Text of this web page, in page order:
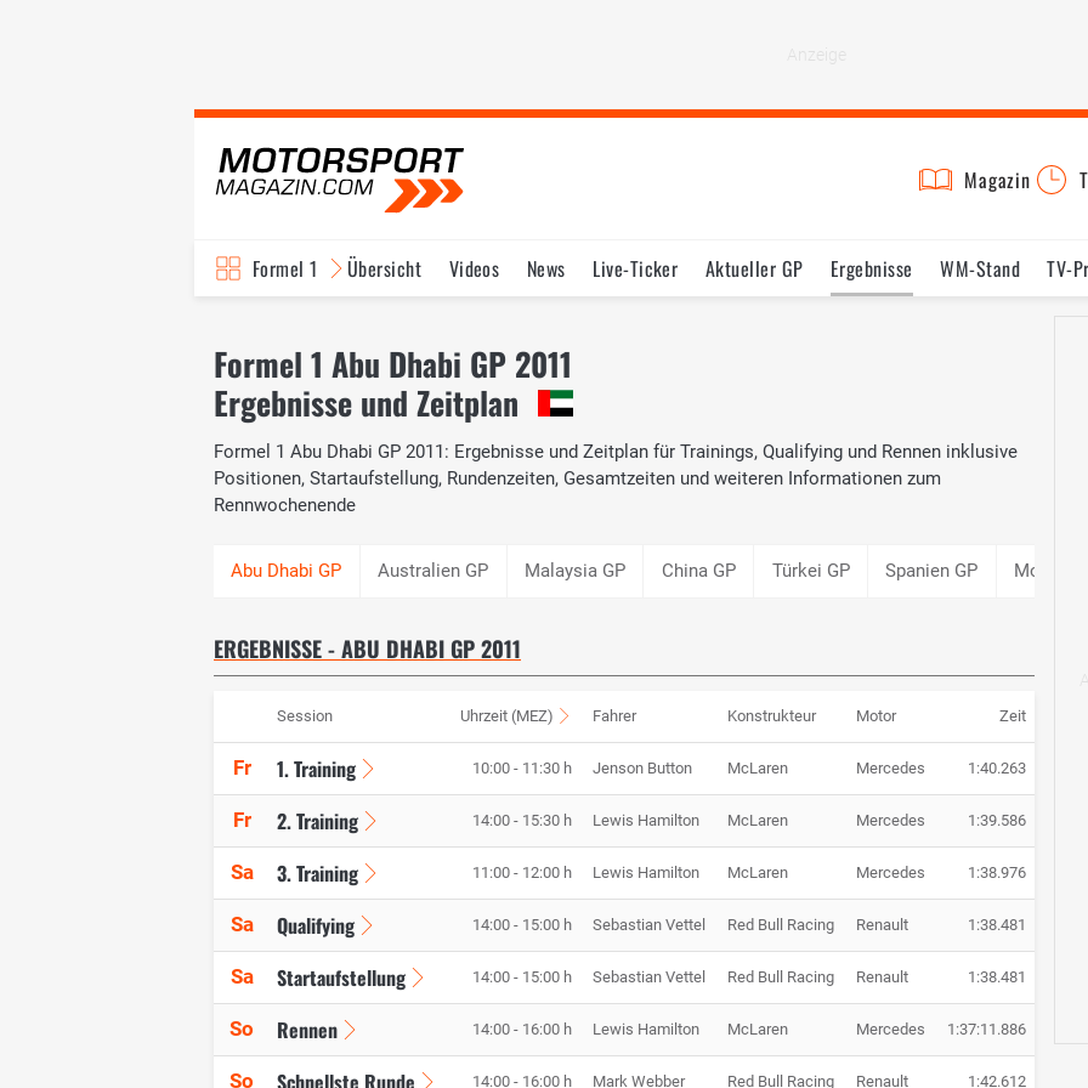
Magazin
Formel 1 Übersicht Videos News Live-Ticker Aktueller GP Ergebnisse WM-Stand TV-
Formel 1 Abu Dhabi GP 2011
Ergebnisse und Zeitplan
Formel 1 Abu Dhabi GP 2011: Ergebnisse und Zeitplan für Trainings, Qualifying und Rennen inklusive
Positionen, Startaufstellung, Rundenzeiten, Gesamtzeiten und weiteren Informationen zum
Rennwochenende
Australien GP Malaysia GP China GP Türkei GP Spanien GP Monaco
ERGEBNISSE - ABU DHABI GP 2011
Session Uhrzeit (MEZ) Fahrer Konstrukteur Motor Zeit
Fr 1. Training 10:00 - 11:30 h Jenson Button McLaren Mercedes 1:40.263
Fr 2. Training 14:00 - 15:30 h Lewis Hamilton McLaren Mercedes 1:39.586
Sa 3. Training 11:00 - 12:00 h Lewis Hamilton McLaren Mercedes 1:38.976
Sa Qualifying 14:00 - 15:00 h Sebastian Vettel Red Bull Racing Renault 1:38.481
Sa Startaufstellung 14:00 - 15:00 h Sebastian Vettel Red Bull Racing Renault 1:38.481
So Rennen 14:00 - 16:00 h Lewis Hamilton McLaren Mercedes 1:37:11.886
So 14:00 - 16:00 h Mark Webber Red Bull Racing Renault 1:42.612